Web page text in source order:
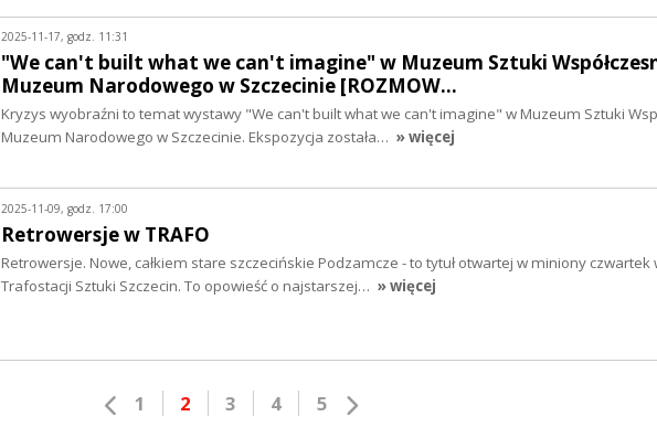
2025-11-17, godz. 11:31
"We can't built what we can't imagine" w Muzeum Sztuki
Muzeum Narodowego w Szczecinie [ROZMOW…
Kryzys wyobraźni to temat wystawy "We can't built what we can't imagine" w Muzeum Sztuki
Muzeum Narodowego w Szczecinie. Ekspozycja została… » więcej
2025-11-09, godz. 17:00
Retrowersje w TRAFO
Retrowersje. Nowe, całkiem stare szczecińskie Podzamcze - to tytuł otwartej w miniony czwartek
Trafostacji Sztuki Szczecin. To opowieść o najstarszej… » więcej
1 2 3 4 5